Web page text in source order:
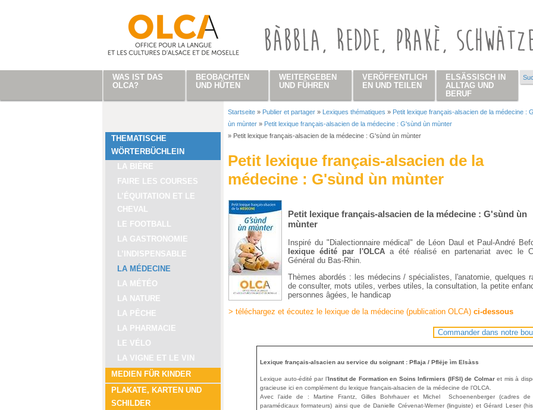
THEMATISCHE
WÖRTERBÜCHLEIN
LA BIÈRE
FAIRE LES COURSES
L’ÉQUITATION ET LE
CHEVAL
LE FOOTBALL
LA GASTRONOMIE
L’INDISPENSABLE
LA MÉDECINE
LA MÉTÉO
LA NATURE
LA PÊCHE
LA PHARMACIE
LE VÉLO
LA VIGNE ET LE VIN
MEDIEN FÜR KINDER
PLAKATE, KARTEN UND
SCHILDER
Sie sind hier
Startseite » Publier et partager » Lexiques thématiques » Petit lexique français-alsacien de la médecine :
ùn mùnter » Petit lexique français-alsacien de la médecine : G'sùnd ùn mùnter
» Petit lexique français-alsacien de la médecine : G'sùnd ùn mùnter
Petit lexique français-alsacien de la
médecine : G'sùnd ùn mùnter
Petit lexique français-alsacien de la médecine : G'sùnd ùn
mùnter
Inspiré du "Dialectionnaire médical" de Léon Daul et Paul-André
lexique édité par l'OLCAa été réalisé en partenariat avec le
Général du Bas-Rhin.
Thèmes abordés : les médecins / spécialistes, l'anatomie, quelques
de consulter, mots utiles, verbes utiles, la consultation, la petite
personnes âgées, le handicap
> téléchargez et écoutez le lexique de la médecine (publication OLCA) ci-dessous
Commander dans notre
Lexique français-alsacien au service du soignant : Pflaja / Pflëje ìm Elsàss
Lexique auto-édité par l’Institut de Formation en Soins Infirmiers (IFSI) de Colmaret mis à
gracieuse ici en complément du lexique français-alsacien de la médecine de l’OLCA.
Avec l’aide de : Martine Frantz, Gilles Bohrhauer et Michel Schoenenberger (cadres de
paramédicaux formateurs) ainsi que de Danielle Crévenat-Werner (linguiste) et Gérard Leser
WAS IST DAS
OLCA?
BEOBACHTEN
UND HÜTEN
WEITERGEBEN
UND FÜHREN
VERÖFFENTLICH
EN UND TEILEN
ELSÄSSISCH IN
ALLTAG UND
BERUF